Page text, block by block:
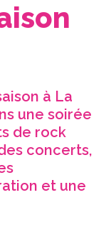
à La
une soirée
de rock
concerts,
et une